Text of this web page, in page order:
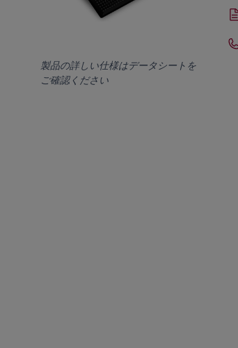
製品の詳しい仕様はデータシートを
ご確認ください